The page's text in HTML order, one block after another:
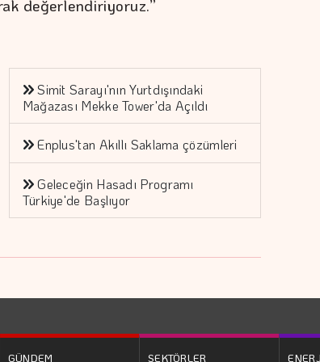
değerlendiriyoruz.”
Simit Sarayı'nın Yurtdışındaki
Mağazası Mekke Tower'da Açıldı
Enplus'tan Akıllı Saklama çözümleri
Geleceğin Hasadı Programı
Türkiye'de Başlıyor
GÜNDEM SEKTÖRLER